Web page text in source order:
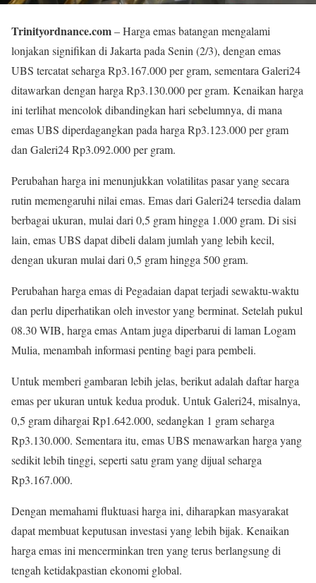
Trinityordnance.com– Harga emas batangan mengalami
lonjakan signifikan di Jakarta pada Senin (2/3), dengan emas
UBS tercatat seharga Rp3.167.000 per gram, sementara Galeri24
ditawarkan dengan harga Rp3.130.000 per gram. Kenaikan harga
ini terlihat mencolok dibandingkan hari sebelumnya, di mana
emas UBS diperdagangkan pada harga Rp3.123.000 per gram
dan Galeri24 Rp3.092.000 per gram.
Perubahan harga ini menunjukkan volatilitas pasar yang secara
rutin memengaruhi nilai emas. Emas dari Galeri24 tersedia dalam
berbagai ukuran, mulai dari 0,5 gram hingga 1.000 gram. Di sisi
lain, emas UBS dapat dibeli dalam jumlah yang lebih kecil,
dengan ukuran mulai dari 0,5 gram hingga 500 gram.
Perubahan harga emas di Pegadaian dapat terjadi sewaktu-waktu
dan perlu diperhatikan oleh investor yang berminat. Setelah pukul
08.30 WIB, harga emas Antam juga diperbarui di laman Logam
Mulia, menambah informasi penting bagi para pembeli.
Untuk memberi gambaran lebih jelas, berikut adalah daftar harga
emas per ukuran untuk kedua produk. Untuk Galeri24, misalnya,
0,5 gram dihargai Rp1.642.000, sedangkan 1 gram seharga
Rp3.130.000. Sementara itu, emas UBS menawarkan harga yang
sedikit lebih tinggi, seperti satu gram yang dijual seharga
Rp3.167.000.
Dengan memahami fluktuasi harga ini, diharapkan masyarakat
dapat membuat keputusan investasi yang lebih bijak. Kenaikan
harga emas ini mencerminkan tren yang terus berlangsung di
tengah ketidakpastian ekonomi global.